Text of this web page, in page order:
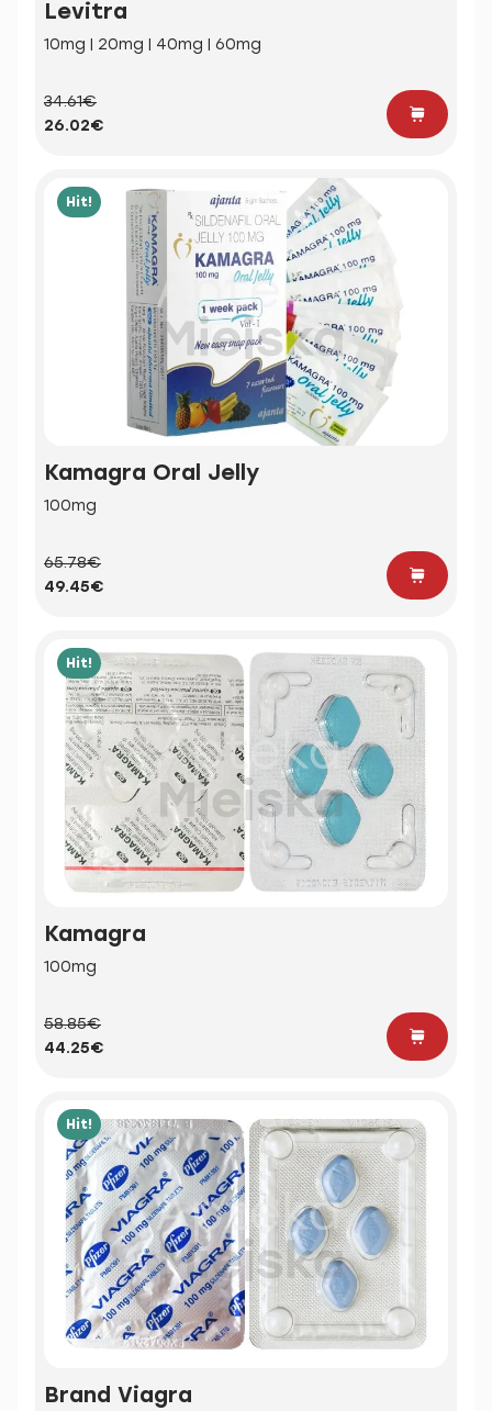
Levitra
10mg | 20mg | 40mg | 60mg
34.61€
26.02€
Hit!
Kamagra Oral Jelly
100mg
65.78€
49.45€
Hit!
Kamagra
100mg
58.85€
44.25€
Hit!
Brand Viagra